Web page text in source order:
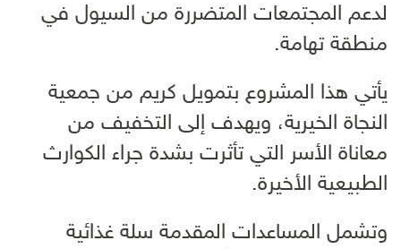
لدعم المجتمعات المتضررة من السيول في
منطقة تهامة.
يأتي هذا المشروع بتمويل كريم من جمعية
النجاة الخيرية، ويهدف إلى التخفيف من
معاناة الأسر التي تأثرت بشدة جراء الكوارث
الطبيعية الأخيرة.
وتشمل المساعدات المقدمة سلة غذائية